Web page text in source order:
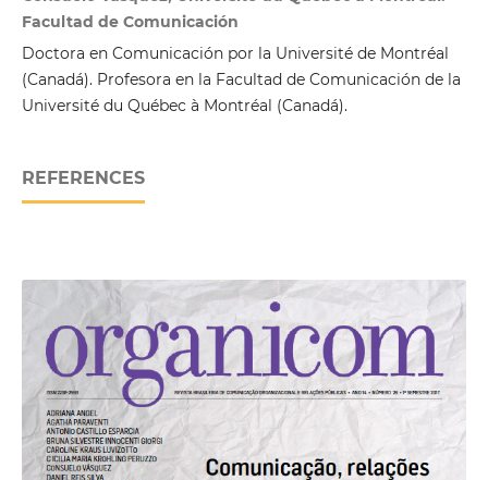
Facultad de Comunicación
Doctora en Comunicación por la Université de Montréal
(Canadá). Profesora en la Facultad de Comunicación de la
Université du Québec à Montréal (Canadá).
REFERENCES